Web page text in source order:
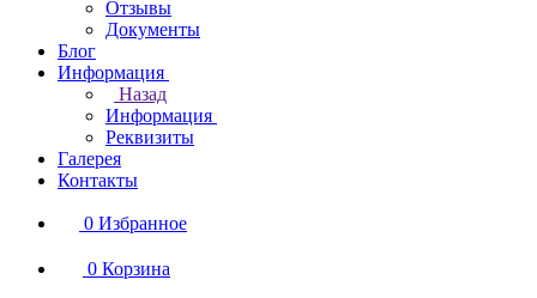
Отзывы
Документы
Блог
Информация
Назад
Информация
Реквизиты
Галерея
Контакты
0 Избранное
0 Корзина